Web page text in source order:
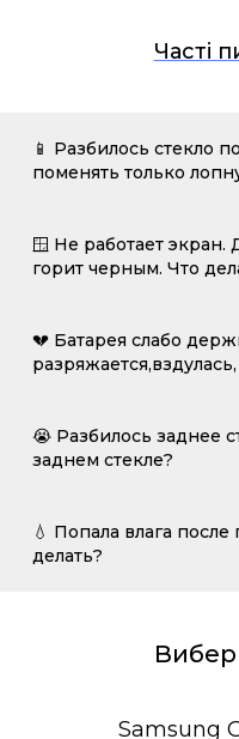
Часті
📱 Разбилось стекло
поменять только
🪟 Не работает экран.
горит черным. Что
💔 Батарея слабо
😭 Разбилось заднее
заднем стекле?
💧 Попала влага
делать?
Samsung